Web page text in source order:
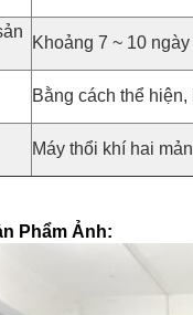
Khoảng 7 ~ 10
Bằng cách thể
Máy thổi khí hai
Phẩm Ảnh: